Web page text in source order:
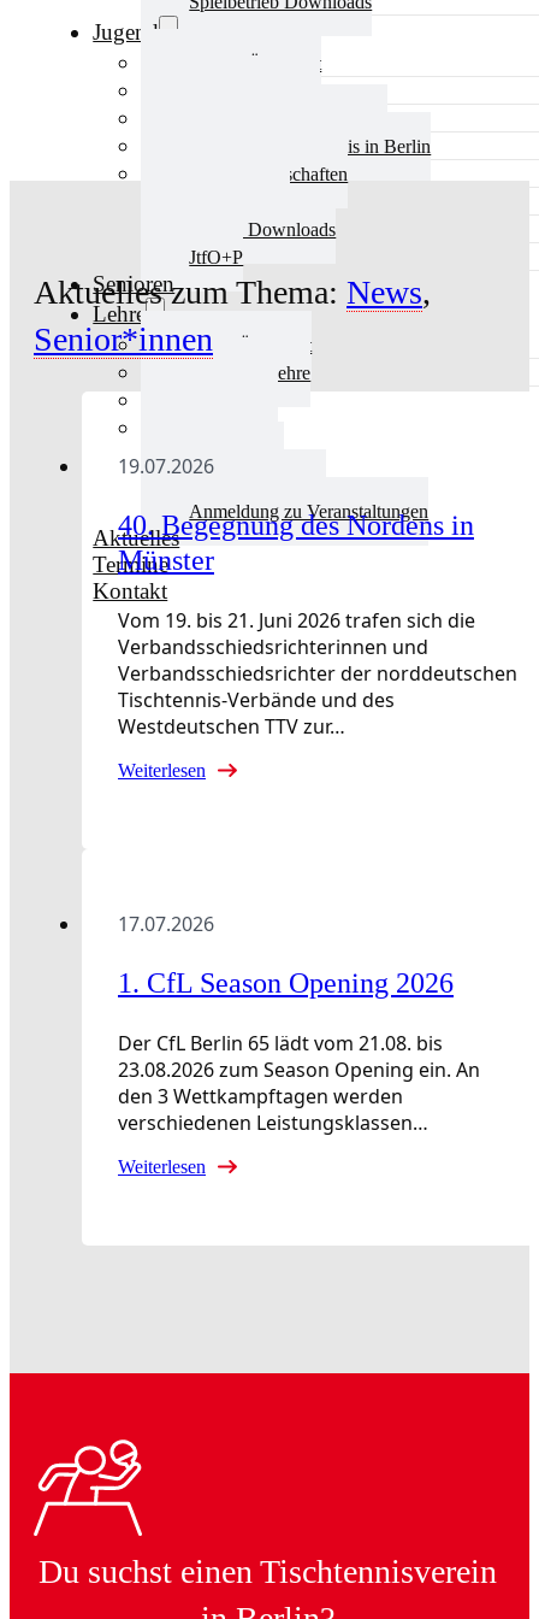
Jugend
Jugend Übersicht
Schulsport Tischtennis in Berlin
mini-Meisterschaften
Jugend Downloads
JtfO+P
Senioren
Lehre
Lehre Übersicht
Aktuelles Lehre
Trainerbörse
Anmeldung zu Veranstaltungen
Aktuelles
Termine
Kontakt
Aktuelles zum Thema: News,
Senior*innen
19.07.2026
40. Begegnung des Nordens in
Münster
Vom 19. bis 21. Juni 2026 trafen sich die
Verbandsschiedsrichterinnen und
Verbandsschiedsrichter der norddeutschen
Tischtennis-Verbände und des
Westdeutschen TTV zur…
Weiterlesen
17.07.2026
1. CfL Season Opening 2026
Der CfL Berlin 65 lädt vom 21.08. bis
23.08.2026 zum Season Opening ein. An
den 3 Wettkampftagen werden
verschiedenen Leistungsklassen…
Weiterlesen
Du suchst einen Tischtennisverein